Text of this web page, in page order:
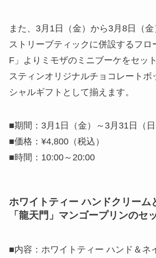
また、3月1日（金）から3月8日（
ストリーブティックに併設するフロ
F」よりミモザのミニブーケをセッ
スティンオリジナルチョコレートボ
シャルギフトとして揃えます。
■期間：3月1日（金）～3月31日（日
■価格：¥4,800（税込）
■時間：10:00～20:00
ホワイトティー ハンドクリーム
「龍天門」マンゴープリンのセ
■内容：ホワイトティー ハンド＆ネ